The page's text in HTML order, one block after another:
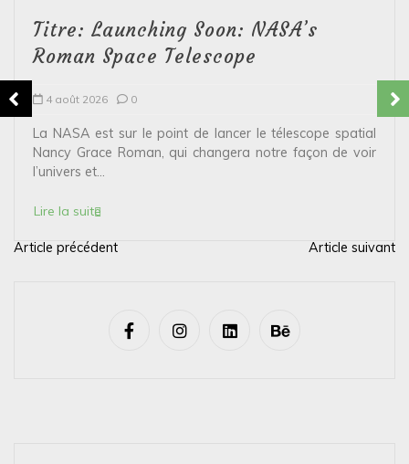
Titre: Launching Soon: NASA’s
Roman Space Telescope
4 août 2026 0
La NASA est sur le point de lancer le télescope spatial
Nancy Grace Roman, qui changera notre façon de voir
l’univers et...
Lire la suite
N
Article précédent Article suivant